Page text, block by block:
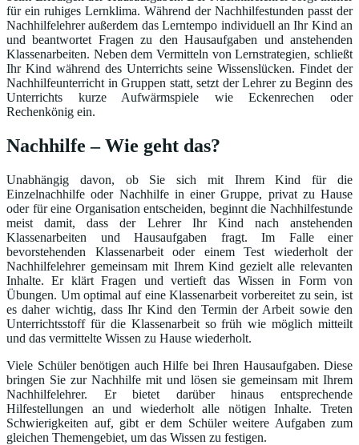
für ein ruhiges Lernklima. Während der Nachhilfestunden passt der
Nachhilfelehrer außerdem das Lerntempo individuell an Ihr Kind an
und beantwortet Fragen zu den Hausaufgaben und anstehenden
Klassenarbeiten. Neben dem Vermitteln von Lernstrategien, schließt
Ihr Kind während des Unterrichts seine Wissenslücken. Findet der
Nachhilfeunterricht in Gruppen statt, setzt der Lehrer zu Beginn des
Unterrichts kurze Aufwärmspiele wie Eckenrechen oder
Rechenkönig ein.
Nachhilfe – Wie geht das?
Unabhängig davon, ob Sie sich mit Ihrem Kind für die
Einzelnachhilfe oder Nachhilfe in einer Gruppe, privat zu Hause
oder für eine Organisation entscheiden, beginnt die Nachhilfestunde
meist damit, dass der Lehrer Ihr Kind nach anstehenden
Klassenarbeiten und Hausaufgaben fragt. Im Falle einer
bevorstehenden Klassenarbeit oder einem Test wiederholt der
Nachhilfelehrer gemeinsam mit Ihrem Kind gezielt alle relevanten
Inhalte. Er klärt Fragen und vertieft das Wissen in Form von
Übungen. Um optimal auf eine Klassenarbeit vorbereitet zu sein, ist
es daher wichtig, dass Ihr Kind den Termin der Arbeit sowie den
Unterrichtsstoff für die Klassenarbeit so früh wie möglich mitteilt
und das vermittelte Wissen zu Hause wiederholt.
Viele Schüler benötigen auch Hilfe bei Ihren Hausaufgaben. Diese
bringen Sie zur Nachhilfe mit und lösen sie gemeinsam mit Ihrem
Nachhilfelehrer. Er bietet darüber hinaus entsprechende
Hilfestellungen an und wiederholt alle nötigen Inhalte. Treten
Schwierigkeiten auf, gibt er dem Schüler weitere Aufgaben zum
gleichen Themengebiet, um das Wissen zu festigen.